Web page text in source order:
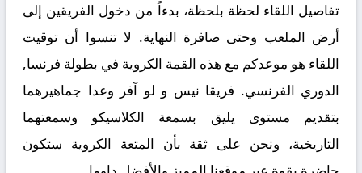
تفاصيل اللقاء لحظة بلحظة، بدءاً من دخول الفريقين إلى
أرض الملعب وحتى صافرة النهاية. لا تنسوا أن توقيت
اللقاء هو موعدكم مع هذه القمة الكروية في بطولة فرنسا,
الدوري الفرنسي. فريقا نيس و لو آفر وعدا جماهيرهما
بتقديم مستوى يليق بسمعة الكلاسيكو وسمعتهما
التاريخية، ونحن على ثقة بأن المتعة الكروية ستكون